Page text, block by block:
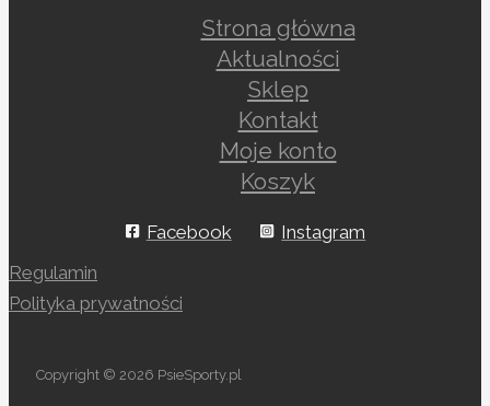
Strona główna
Aktualności
Sklep
Kontakt
Moje konto
Koszyk
Facebook
Instagram
Regulamin
Polityka prywatności
Copyright © 2026 PsieSporty.pl